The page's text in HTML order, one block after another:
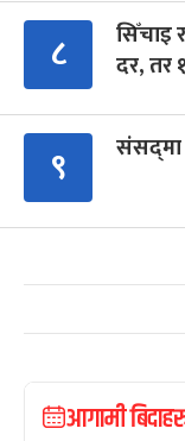
८
सिँचाइ
दर, तर
९ संसद्‍मा
आगामी